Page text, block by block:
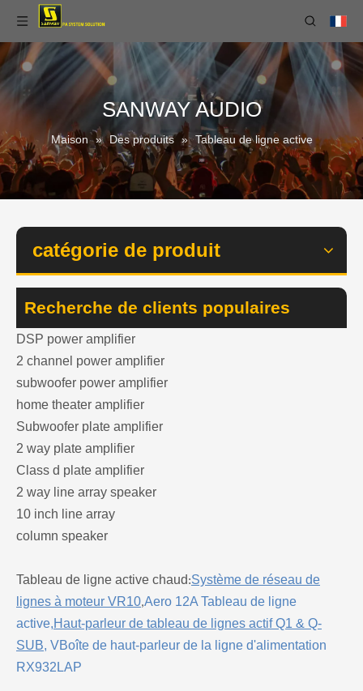
SANWAY AUDIO
Maison » Des produits » Tableau de ligne active
catégorie de produit
Recherche de clients populaires
DSP power amplifier
2 channel power amplifier
subwoofer power amplifier
home theater amplifier
Subwoofer plate amplifier
2 way plate amplifier
Class d plate amplifier
2 way line array speaker
10 inch line array
column speaker
Tableau de ligne active chaud:Système de réseau de
lignes à moteur VR10,Aero 12A Tableau de ligne
active,Haut-parleur de tableau de lignes actif Q1 & Q-
SUB, VBoîte de haut-parleur de la ligne d'alimentation
RX932LAP